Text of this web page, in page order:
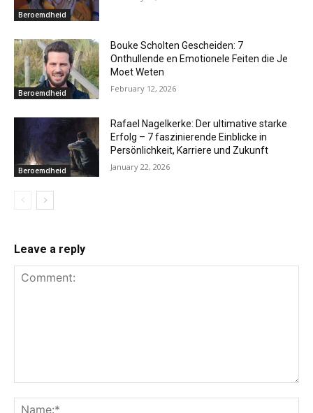
Beroemdheid
Beroemdheid
Bouke Scholten Gescheiden: 7
Onthullende en Emotionele Feiten die Je
Moet Weten
February 12, 2026
Beroemdheid
Rafael Nagelkerke: Der ultimative starke
Erfolg – 7 faszinierende Einblicke in
Persönlichkeit, Karriere und Zukunft
January 22, 2026
Leave a reply